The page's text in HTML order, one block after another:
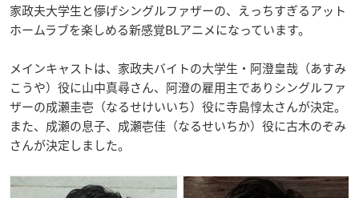
家政夫大学生と儚げシングルファザーの、えっちすぎるアット
ホームラブを楽しめる新感覚BLアニメになっています。
メインキャストは、家政夫バイトの大学生・阿澄皇哉（あすみ
こうや）役に山中真尋さん、阿澄の雇用主でありシングルファ
ザーの成瀬圭壱（なるせけいいち）役に寺島惇太さんが決定。
また、成瀬の息子、成瀬壱佳（なるせいちか）役に古木のぞみ
さんが決定しました。